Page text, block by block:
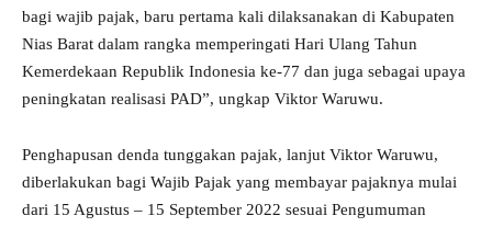
bagi wajib pajak, baru pertama kali dilaksanakan di Kabupaten
Nias Barat dalam rangka memperingati Hari Ulang Tahun
Kemerdekaan Republik Indonesia ke-77 dan juga sebagai upaya
peningkatan realisasi PAD”, ungkap Viktor Waruwu.
Penghapusan denda tunggakan pajak, lanjut Viktor Waruwu,
diberlakukan bagi Wajib Pajak yang membayar pajaknya mulai
dari 15 Agustus – 15 September 2022 sesuai Pengumuman